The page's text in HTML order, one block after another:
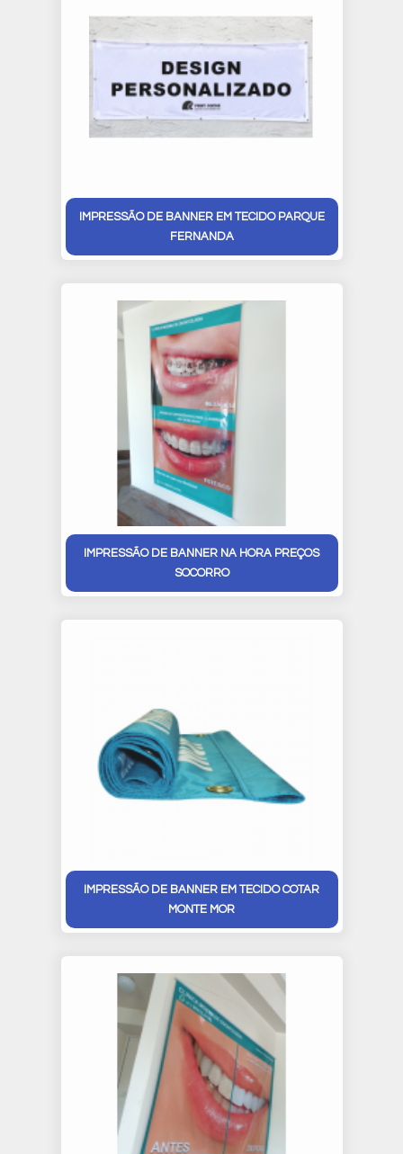
IMPRESSÃO DE BANNER EM TECIDO PARQUE
FERNANDA
IMPRESSÃO DE BANNER NA HORA PREÇOS
SOCORRO
IMPRESSÃO DE BANNER EM TECIDO COTAR
MONTE MOR